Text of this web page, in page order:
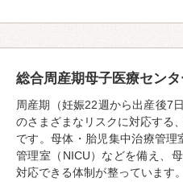
総合周産期母子医療セン
周産期（妊娠22週から出産後7
のさまざまなリスクに対応する
です。母体・胎児集中治療管
管理室（NICU）などを備え、
対応できる体制が整っています